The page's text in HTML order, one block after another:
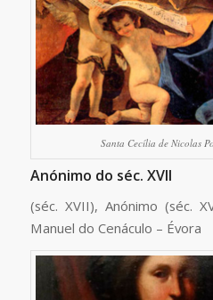
Santa Cecília de Nicolas
Anónimo do séc. XVII
(séc. XVII), Anónimo (séc.
Manuel do Cenáculo – Évora